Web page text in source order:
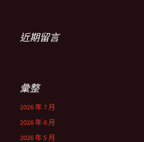
近期留言
彙整
2026 年 7 月
2026 年 6 月
2026 年 5 月